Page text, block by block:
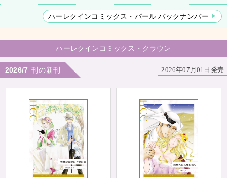
ハーレクインコミックス・パール バックナンバー
ハーレクインコミックス・クラウン
2026/7 刊の新刊 2026年07月01日発売